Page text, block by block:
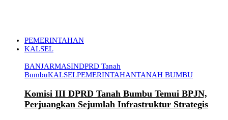
PEMERINTAHAN
KALSEL
BANJARMASINDPRD Tanah
BumbuKALSELPEMERINTAHANTANAH BUMBU
Komisi III DPRD Tanah Bumbu Temui BPJN,
Perjuangkan Sejumlah Infrastruktur Strategis